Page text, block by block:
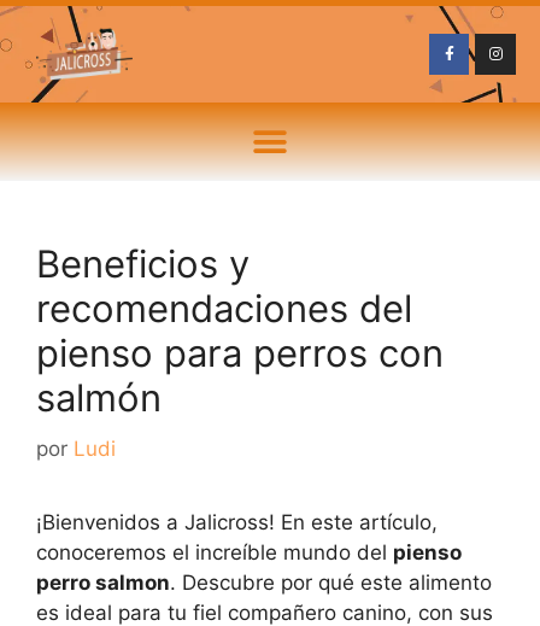
Beneficios y
recomendaciones del
pienso para perros con
salmón
por Ludi
¡Bienvenidos a Jalicross! En este artículo,
conoceremos el increíble mundo del pienso
perro salmon. Descubre por qué este alimento
es ideal para tu fiel compañero canino, con sus